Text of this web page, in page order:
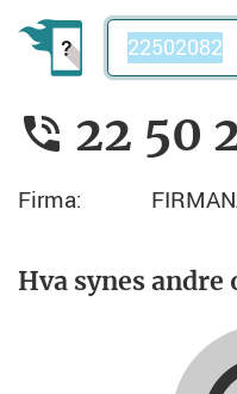
Telefonnummer
22 50
Firma:
Hva synes